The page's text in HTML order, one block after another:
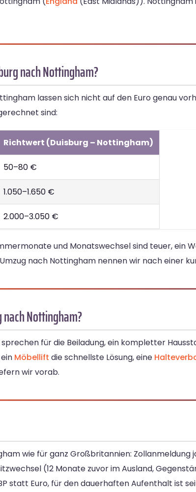
nach Nottingham?
lassen sich nicht auf den Euro genau
sind:
Richtwert (Duisburg – Nottingham)
50–80 €
1.050–1.650 €
2.000–3.050 €
und Monatswechsel sind teuer, ein
nach Nottingham nennen wir nach einer
Nottingham?
sprechen für die Beiladung, ein kompletter
Möbellift die schnellste Lösung, eine
wir vorab.
wie für ganz Großbritannien: Zollanmeldung
(12 Monate zuvor im Ausland,
statt Euro, für den dauerhaften Aufenthalt ist